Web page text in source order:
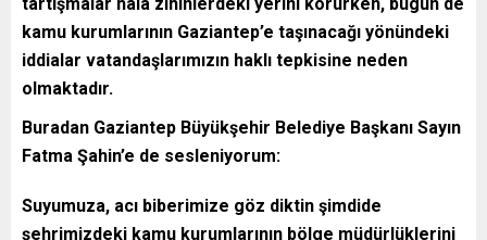
kamu kurumlarının Gaziantep’e taşınacağı yönündeki
iddialar vatandaşlarımızın haklı tepkisine neden
olmaktadır.
Buradan Gaziantep Büyükşehir Belediye Başkanı Sayın
Fatma Şahin’e de sesleniyorum:
Suyumuza, acı biberimize göz diktin şimdide
şehrimizdeki kamu kurumlarının bölge müdürlüklerini